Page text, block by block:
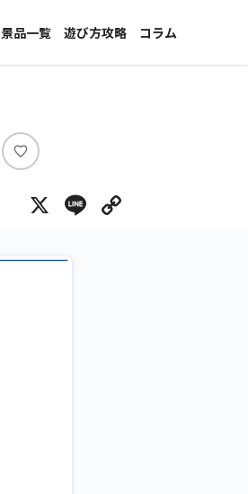
景品一覧
新着景品
メーカー一覧
遊び方攻略
コラム
インタビュー
い
ね
X Line